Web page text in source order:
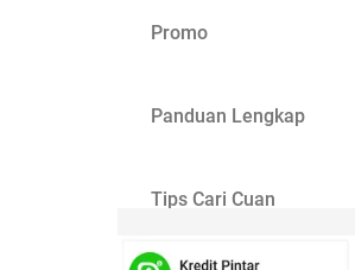
Promo
Panduan Lengkap
Tips Cari Cuan